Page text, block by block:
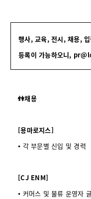
행사, 교육, 전시, 채용,
등록이 가능하오니,
👫채용
[용마로지스]
⦁ 각 부문별 신입 및 경력
[CJ ENM]
⦁ 커머스 및 물류 운영자